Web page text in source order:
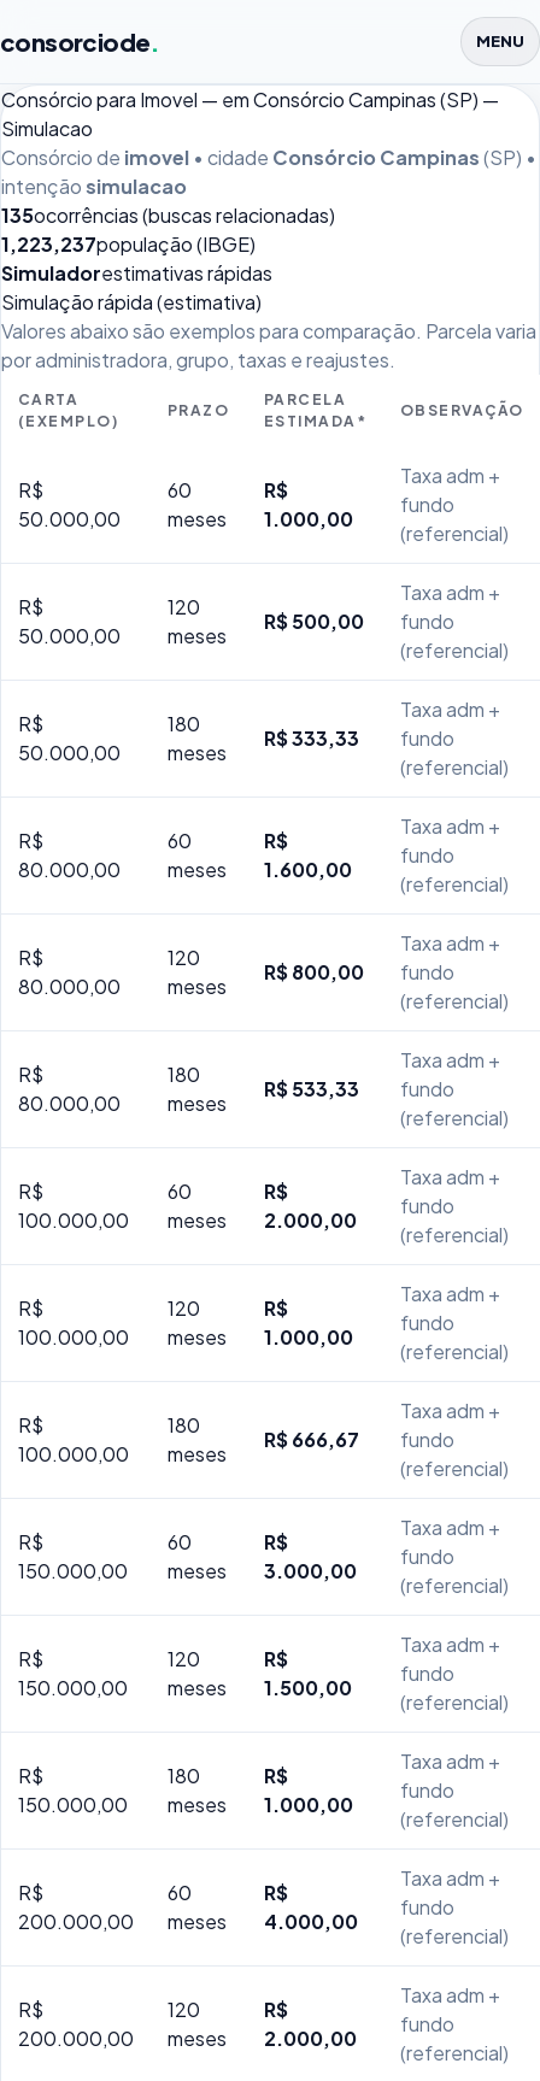
consorciode. MENU
Consórcio para Imovel — em Consórcio Campinas (SP) —
Simulacao
Consórcio de imovel • cidade Consórcio Campinas(SP) •
intençãosimulacao
135ocorrências (buscas relacionadas)
1,223,237população (IBGE)
Simuladorestimativas rápidas
Simulação rápida (estimativa)
Valores abaixo são exemplos para comparação. Parcela varia
por administradora, grupo, taxas e reajustes.
CARTA
(EXEMPLO)
PRAZO
PARCELA
ESTIMADA*
OBSERVAÇÃO
R$
50.000,00
60
meses
R$
1.000,00
Taxa adm +
fundo
(referencial)
R$
50.000,00
120
meses
R$ 500,00
Taxa adm +
fundo
(referencial)
R$
50.000,00
180
meses
R$ 333,33
Taxa adm +
fundo
(referencial)
R$
80.000,00
60
meses
R$
1.600,00
Taxa adm +
fundo
(referencial)
R$
80.000,00
120
meses
R$ 800,00
Taxa adm +
fundo
(referencial)
R$
80.000,00
180
meses
R$ 533,33
Taxa adm +
fundo
(referencial)
R$
100.000,00
60
meses
R$
2.000,00
Taxa adm +
fundo
(referencial)
R$
100.000,00
120
meses
R$
1.000,00
Taxa adm +
fundo
(referencial)
R$
100.000,00
180
meses
R$ 666,67
Taxa adm +
fundo
(referencial)
R$
150.000,00
60
meses
R$
3.000,00
Taxa adm +
fundo
(referencial)
R$
150.000,00
120
meses
R$
1.500,00
Taxa adm +
fundo
(referencial)
R$
150.000,00
180
meses
R$
1.000,00
Taxa adm +
fundo
(referencial)
R$
200.000,00
60
meses
R$
4.000,00
Taxa adm +
fundo
(referencial)
R$
200.000,00
120
meses
R$
2.000,00
Taxa adm +
fundo
(referencial)